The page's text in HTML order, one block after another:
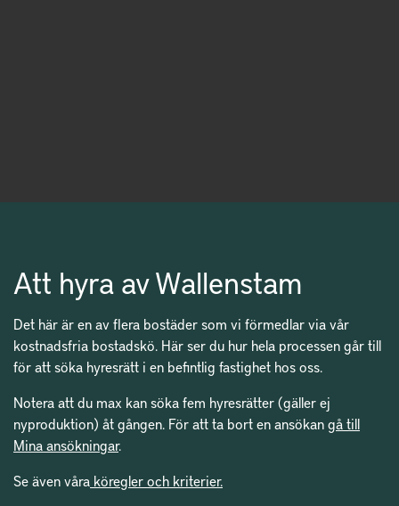
Att hyra av Wallenstam
Det här är en av flera bostäder som vi förmedlar via vår
kostnadsfria bostadskö. Här ser du hur hela processen går till
för att söka hyresrätt i en befintlig fastighet hos oss.
Notera att du max kan söka fem hyresrätter (gäller ej
nyproduktion) åt gången. För att ta bort en ansökangå till
Mina ansökningar.
Se även våra köregler och kriterier.